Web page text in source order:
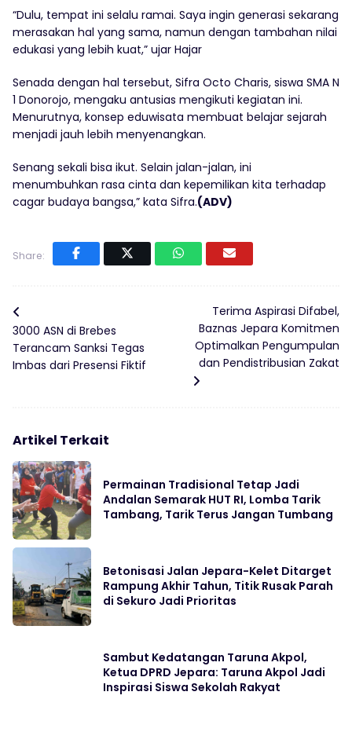
“Dulu, tempat ini selalu ramai. Saya ingin generasi sekarang
merasakan hal yang sama, namun dengan tambahan nilai
edukasi yang lebih kuat,” ujar Hajar
Senada dengan hal tersebut, Sifra Octo Charis, siswa SMA N
1 Donorojo, mengaku antusias mengikuti kegiatan ini.
Menurutnya, konsep eduwisata membuat belajar sejarah
menjadi jauh lebih menyenangkan.
Senang sekali bisa ikut. Selain jalan-jalan, ini
menumbuhkan rasa cinta dan kepemilikan kita terhadap
cagar budaya bangsa,” kata Sifra.(ADV)
Share:
3000 ASN di Brebes
Terancam Sanksi Tegas
Imbas dari Presensi Fiktif
Terima Aspirasi Difabel,
Baznas Jepara Komitmen
Optimalkan Pengumpulan
dan Pendistribusian Zakat
Artikel Terkait
Permainan Tradisional Tetap Jadi
Andalan Semarak HUT RI, Lomba Tarik
Tambang, Tarik Terus Jangan Tumbang
Betonisasi Jalan Jepara-Kelet Ditarget
Rampung Akhir Tahun, Titik Rusak Parah
di Sekuro Jadi Prioritas
Sambut Kedatangan Taruna Akpol,
Ketua DPRD Jepara: Taruna Akpol Jadi
Inspirasi Siswa Sekolah Rakyat